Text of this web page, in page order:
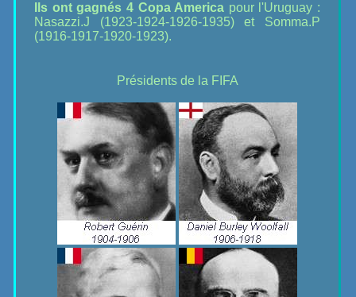
Ils ont gagnés 4 Copa America pour l'Uruguay :
Nasazzi.J (1923-1924-1926-1935) et Somma.P
(1916-1917-1920-1923).
Présidents de la FIFA